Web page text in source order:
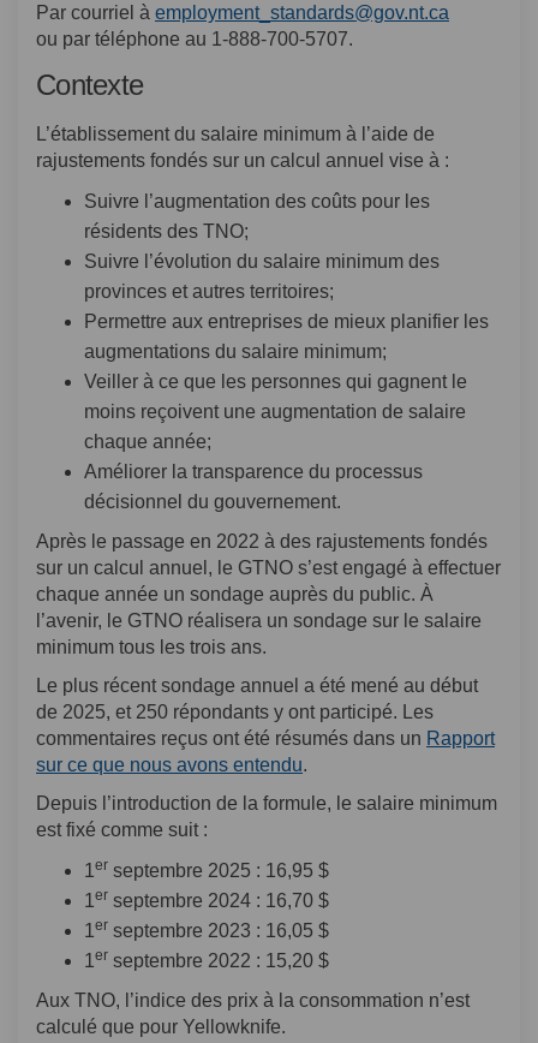
Par courriel à employment_standards@gov.nt.ca
ou par téléphone au 1-888-700-5707.
Contexte
L’établissement du salaire minimum à l’aide de
rajustements fondés sur un calcul annuel vise à :
Suivre l’augmentation des coûts pour les
résidents des TNO;
Suivre l’évolution du salaire minimum des
provinces et autres territoires;
Permettre aux entreprises de mieux planifier les
augmentations du salaire minimum;
Veiller à ce que les personnes qui gagnent le
moins reçoivent une augmentation de salaire
chaque année;
Améliorer la transparence du processus
décisionnel du gouvernement.
Après le passage en 2022 à des rajustements fondés
sur un calcul annuel, le GTNO s’est engagé à effectuer
chaque année un sondage auprès du public. À
l’avenir, le GTNO réalisera un sondage sur le salaire
minimum tous les trois ans.
Le plus récent sondage annuel a été mené au début
de 2025, et 250 répondants y ont participé. Les
commentaires reçus ont été résumés dans un Rapport
sur ce que nous avons entendu.
Depuis l’introduction de la formule, le salaire minimum
est fixé comme suit :
1 er septembre 2025 : 16,95 $
1 er septembre 2024 : 16,70 $
1 er septembre 2023 : 16,05 $
1 er septembre 2022 : 15,20 $
Aux TNO, l’indice des prix à la consommation n’est
calculé que pour Yellowknife.